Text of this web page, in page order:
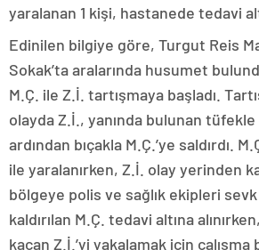
yaralanan 1 kişi, hastanede tedavi
Edinilen bilgiye göre, Turgut Reis
Sokak’ta aralarında husumet
M.Ç. ile Z.İ. tartışmaya başladı.
olayda Z.İ., yanında bulunan tüfekle
ardından bıçakla M.Ç.’ye saldırdı.
ile yaralanırken, Z.İ. olay yerinden
bölgeye polis ve sağlık ekipleri
kaldırılan M.Ç. tedavi altına
kaçan Z.İ.’yi yakalamak için çalışma